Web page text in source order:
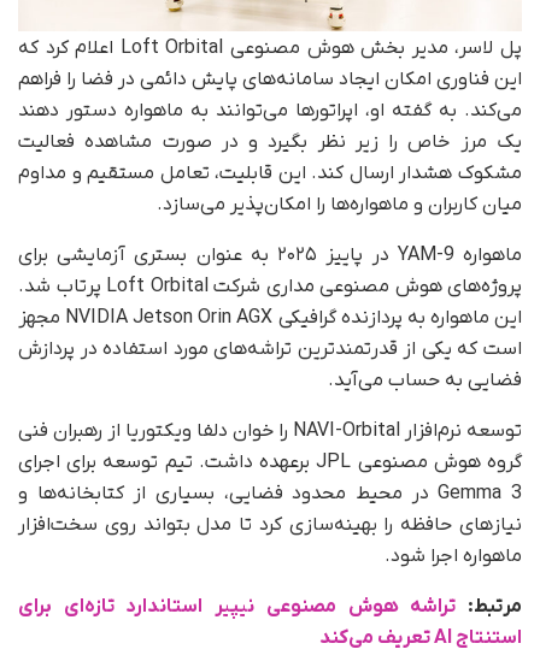
پل لاسر، مدیر بخش هوش مصنوعی Loft Orbital اعلام کرد که
این فناوری امکان ایجاد سامانه‌های پایش دائمی در فضا را فراهم
می‌کند. به گفته او، اپراتورها می‌توانند به ماهواره دستور دهند
یک مرز خاص را زیر نظر بگیرد و در صورت مشاهده فعالیت
مشکوک هشدار ارسال کند. این قابلیت، تعامل مستقیم و مداوم
میان کاربران و ماهواره‌ها را امکان‌پذیر می‌سازد.
ماهواره YAM-9 در پاییز ۲۰۲۵ به‌ عنوان بستری آزمایشی برای
پروژه‌های هوش مصنوعی مداری شرکت Loft Orbital پرتاب شد.
این ماهواره به پردازنده گرافیکی NVIDIA Jetson Orin AGX مجهز
است که یکی از قدرتمندترین تراشه‌های مورد استفاده در پردازش
فضایی به حساب می‌آید.
توسعه نرم‌افزار NAVI-Orbital را خوان دلفا ویکتوریا از رهبران فنی
گروه هوش مصنوعی JPL برعهده داشت. تیم توسعه برای اجرای
Gemma 3 در محیط محدود فضایی، بسیاری از کتابخانه‌ها و
نیازهای حافظه را بهینه‌سازی کرد تا مدل بتواند روی سخت‌افزار
ماهواره اجرا شود.
مرتبط: تراشه هوش مصنوعی نیپیر استاندارد تازه‌‌ای برای
استنتاج AI تعریف می‌کند